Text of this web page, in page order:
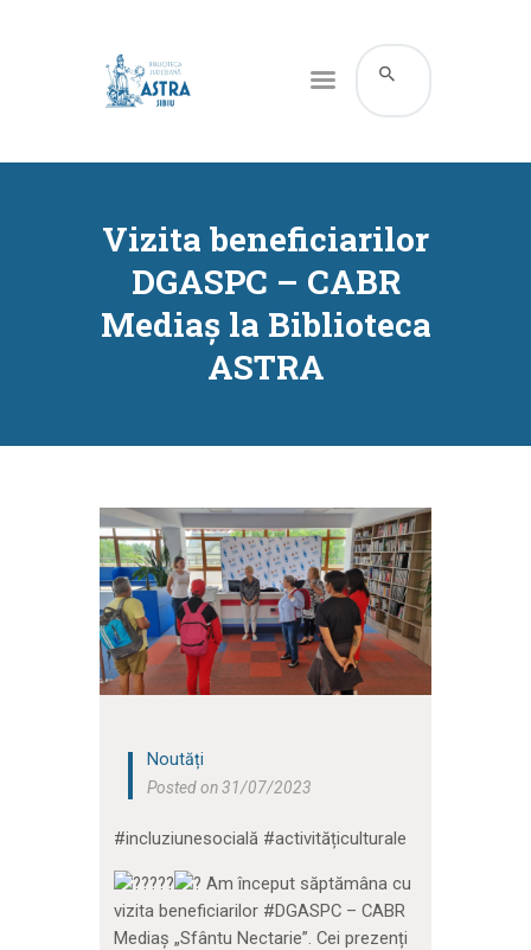
Vizita beneficiarilor
DGASPC – CABR
Mediaș la Biblioteca
ASTRA
CATALOG ONLINE
RESURSE
SERVICII
INFORMAȚII UTILE
Noutăți
Posted on 31/07/2023
#incluziunesocială #activitățiculturale
Am început săptămâna cu
vizita beneficiarilor #DGASPC – CABR
Mediaș „Sfântu Nectarie”. Cei prezenți